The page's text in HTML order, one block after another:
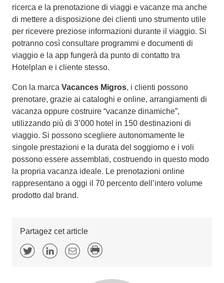
ricerca e la prenotazione di viaggi e vacanze ma anche
di mettere a disposizione dei clienti uno strumento utile
per ricevere preziose informazioni durante il viaggio. Si
potranno così consultare programmi e documenti di
viaggio e la app fungerà da punto di contatto tra
Hotelplan e i cliente stesso.
Con la marca Vacances Migros, i clienti possono
prenotare, grazie ai cataloghi e online, arrangiamenti di
vacanza oppure costruire “vacanze dinamiche”,
utilizzando più di 3’000 hotel in 150 destinazioni di
viaggio. Si possono scegliere autonomamente le
singole prestazioni e la durata del soggiorno e i voli
possono essere assemblati, costruendo in questo modo
la propria vacanza ideale. Le prenotazioni online
rappresentano a oggi il 70 percento dell’intero volume
prodotto dal brand.
Partagez cet article